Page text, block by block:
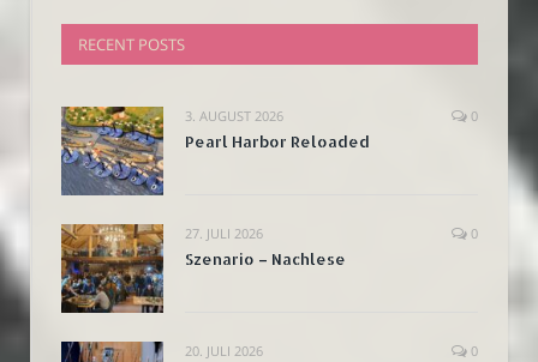
RECENT POSTS
3. AUGUST 2026 0
Pearl Harbor Reloaded
27. JULI 2026 0
Szenario – Nachlese
20. JULI 2026 0